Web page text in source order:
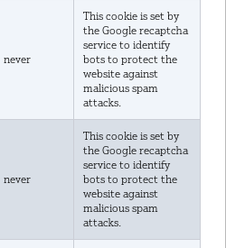
never
This cookie is set by
the Google recaptcha
service to identify
bots to protect the
website against
malicious spam
attacks.
never
This cookie is set by
the Google recaptcha
service to identify
bots to protect the
website against
malicious spam
attacks.